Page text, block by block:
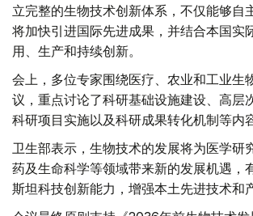
立完整的生物技术创新体系，不仅能够自
将加快引进国际先进成果，并结合本国实
用、生产和持续创新。
会上，多位专家围绕医疗、农业和工业生
议，重点讨论了科研基础设施建设、高层
科研项目实施以及科研成果转化机制等内容
卫生部表示，生物技术的发展将为医学研
药及生命科学等领域带来新的发展机遇，
斯坦科技创新能力，增强本土先进技术和